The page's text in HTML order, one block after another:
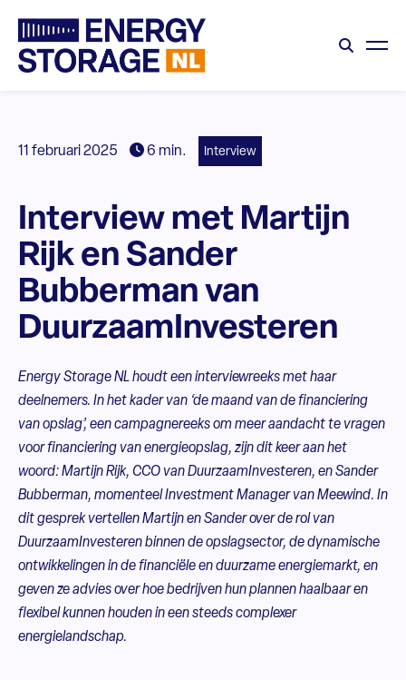
11 februari 2025 6 min. Interview
Interview met Martijn
Rijk en Sander
Bubberman van
DuurzaamInvesteren
Energy Storage NL houdt een interviewreeks met haar
deelnemers. In het kader van ‘de maand van de financiering
van opslag’, een campagnereeks om meer aandacht te vragen
voor financiering van energieopslag, zijn dit keer aan het
woord: Martijn Rijk, CCO van DuurzaamInvesteren, en Sander
Bubberman, momenteel Investment Manager van Meewind. In
dit gesprek vertellen Martijn en Sander over de rol van
DuurzaamInvesteren binnen de opslagsector, de dynamische
ontwikkelingen in de financiële en duurzame energiemarkt, en
geven ze advies over hoe bedrijven hun plannen haalbaar en
flexibel kunnen houden in een steeds complexer
energielandschap.